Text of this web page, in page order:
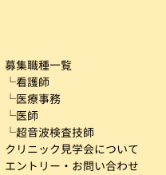
募集職種一覧
└看護師
└医療事務
└医師
└超音波検査技師
クリニック見学会について
エントリー・お問い合わせ